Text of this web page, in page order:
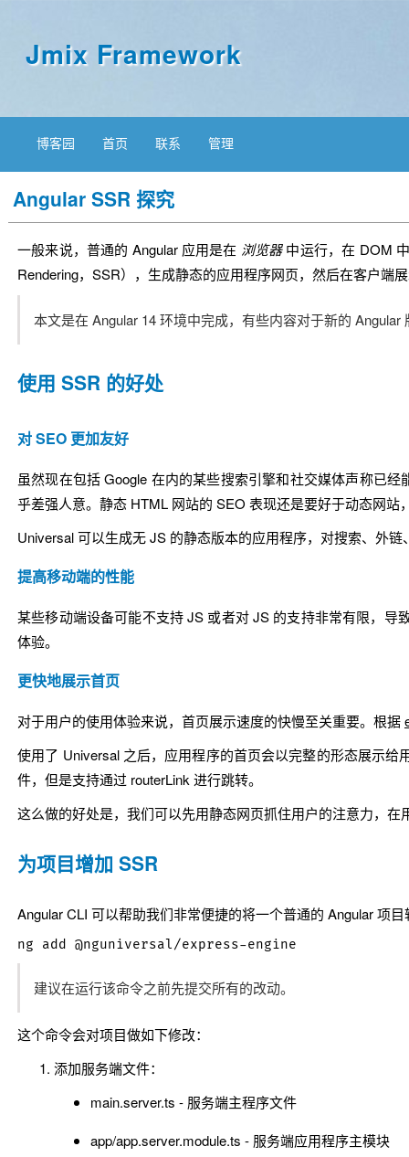
Jmix Framework
博客园 首页 联系 管理
Angular SSR 探究
一般来说，普通的 Angular 应用是在 浏览器中运行，在 DOM
Rendering，SSR），生成静态的应用程序网页，然后在客户端
本文是在 Angular 14 环境中完成，有些内容对于新的
使用 SSR 的好处
对 SEO 更加友好
虽然现在包括 Google 在内的某些搜索引擎和社交媒体声称已
乎差强人意。静态 HTML 网站的 SEO 表现还是要好于动态网
Universal 可以生成无 JS 的静态版本的应用程序，对搜索、外链
提高移动端的性能
某些移动端设备可能不支持 JS 或者对 JS 的支持非常有限，
体验。
更快地展示首页
对于用户的使用体验来说，首页展示速度的快慢至关重要。根据
使用了 Universal 之后，应用程序的首页会以完整的形态展示
件，但是支持通过 routerLink 进行跳转。
这么做的好处是，我们可以先用静态网页抓住用户的注意力，
为项目增加 SSR
Angular CLI 可以帮助我们非常便捷的将一个普通的 Angular 项
建议在运行该命令之前先提交所有的改动。
这个命令会对项目做如下修改：
添加服务端文件：
main.server.ts - 服务端主程序文件
app/app.server.module.ts - 服务端应用程序主模块